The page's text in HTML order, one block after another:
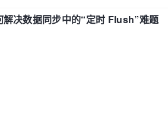
决数据同步中的“定时 Flush”难题